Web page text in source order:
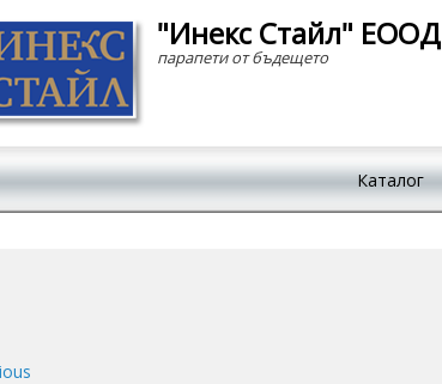
"Инекс Стайл" ЕООД
парапети от бъдещето
Каталог